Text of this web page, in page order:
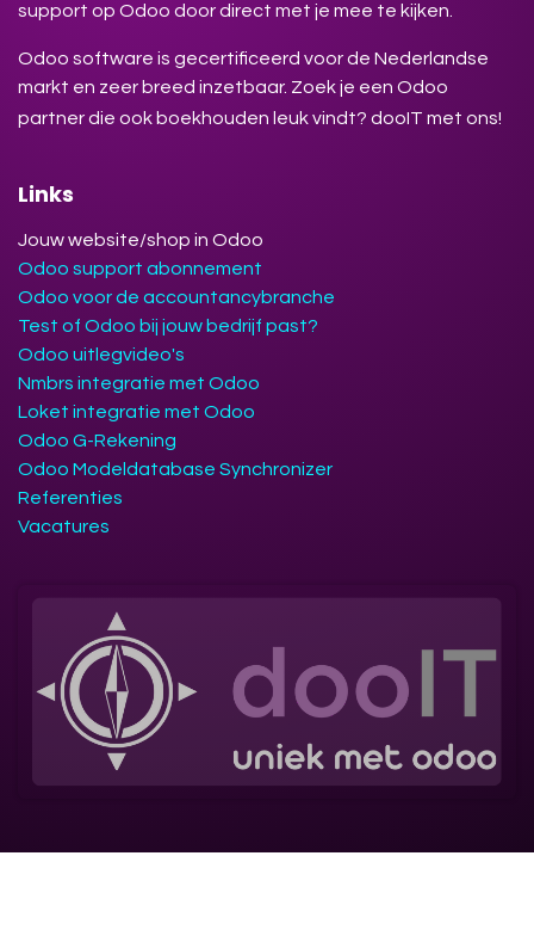
support op Odoo door direct met je mee te kijken.
Odoo software is gecertificeerd voor de Nederlandse
markt en zeer breed inzetbaar. Zoek je een Odoo
partner die ook boekhouden leuk vindt? dooIT met ons!
Links
Jouw website/shop in Odoo
Odoo support abonnement
Odoo voor de accountancybranche
Test of Odoo bij jouw bedrijf past?
Odoo uitlegvideo's
Nmbrs integratie met Odoo
Loket integratie met Odoo
Odoo G-Rekening
Odoo Modeldatabase Synchronizer
Referenties
Vacatures